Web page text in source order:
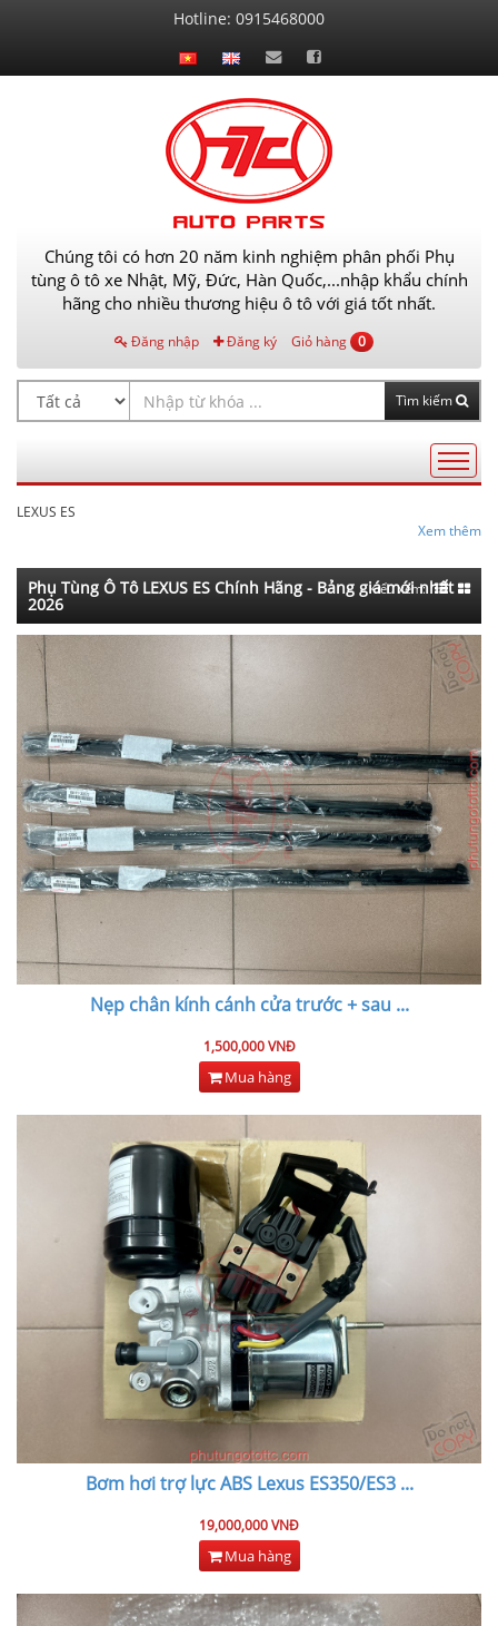
hệ
Hotline: 0915468000
Chúng tôi có hơn 20 năm kinh nghiệm phân phối Phụ
tùng ô tô xe Nhật, Mỹ, Đức, Hàn Quốc,...nhập khẩu chính
hãng cho nhiều thương hiệu ô tô với giá tốt nhất.
Đăng nhập Đăng ký Giỏ hàng 0
Tìm kiếm
AutoPart
LEXUS ES
Xem thêm
Phụ Tùng Ô Tô LEXUS ES Chính Hãng - Bảng giá mới nhất
2026
Kiểu xem:
Nẹp chân kính cánh cửa trước + sau ...
1,500,000 VNĐ
Mua hàng
Bơm hơi trợ lực ABS Lexus ES350/ES3...
19,000,000 VNĐ
Mua hàng